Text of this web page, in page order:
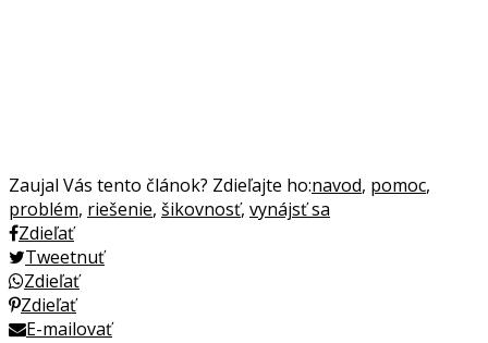
Zaujal Vás tento článok? Zdieľajte ho:navod, pomoc,
problém, riešenie, šikovnosť, vynájsť sa
Zdieľať
Tweetnuť
Zdieľať
Zdieľať
E-mailovať